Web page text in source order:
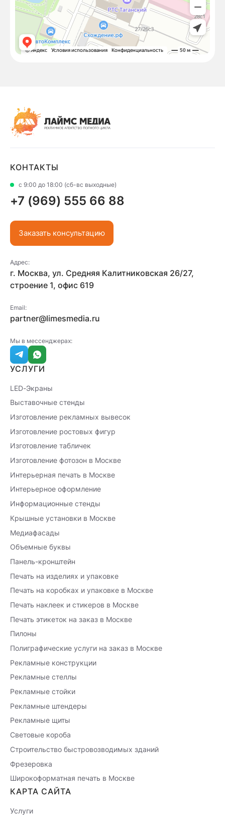
КОНТАКТЫ
с 9:00 до 18:00 (сб-вс выходные)
+7 (969) 555 66 88
Заказать консультацию
Адрес:
г. Москва, ул. Средняя Калитниковская 26/27,
строение 1, офис 619
Email:
partner@limesmedia.ru
Мы в мессенджерах:
УСЛУГИ
LED-Экраны
Выставочные стенды
Изготовление рекламных вывесок
Изготовление ростовых фигур
Изготовление табличек
Изготовление фотозон в Москве
Интерьерная печать в Москве
Интерьерное оформление
Информационные стенды
Крышные установки в Москве
Медиафасады
Объемные буквы
Панель-кронштейн
Печать на изделиях и упаковке
Печать на коробках и упаковке в Москве
Печать наклеек и стикеров в Москве
Печать этикеток на заказ в Москве
Пилоны
Полиграфические услуги на заказ в Москве
Рекламные конструкции
Рекламные стеллы
Рекламные стойки
Рекламные штендеры
Рекламные щиты
Световые короба
Строительство быстровозводимых зданий
Фрезеровка
Широкоформатная печать в Москве
КАРТА САЙТА
Услуги